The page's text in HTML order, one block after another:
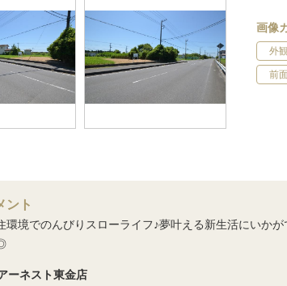
画像
外
前
ント
環境でのんびりスローライフ♪夢叶える新生活にいか
ーネスト東金店